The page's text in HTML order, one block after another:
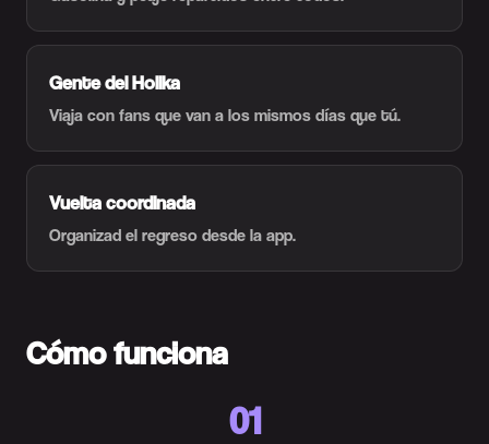
Gente del Holika
Viaja con fans que van a los mismos días que tú.
Vuelta coordinada
Organizad el regreso desde la app.
Cómo funciona
01